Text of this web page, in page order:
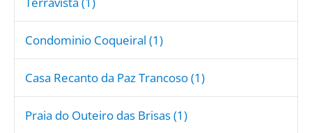
Condominio Coqueiral (1)
Casa Recanto da Paz Trancoso (1)
Praia do Outeiro das Brisas (1)